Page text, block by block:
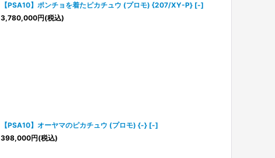
【PSA10】ポンチョを着たピカチュウ (プロモ) {207/XY-P} [-]
3,780,000円(税込)
【PSA10】オーヤマのピカチュウ (プロモ) {-} [-]
398,000円(税込)